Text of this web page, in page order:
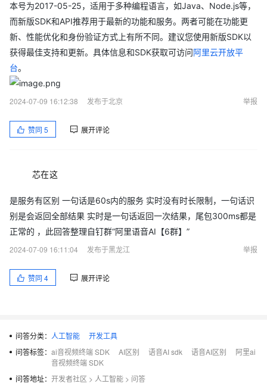
本号为2017-05-25，适用于多种编程语言，如Java、Node.js等，
而新版SDK和API推荐用于最新的功能和服务。两者可能在功能更
新、性能优化和身份验证方式上有所不同。建议您使用新版SDK以
获得最佳支持和更新。具体信息和SDK获取可访问阿里云开放平
台。
2024-07-09 16:12:38 发布于北京 举报
赞同 5 展开评论
芯在这
是服务有区别 一句话是60s内的服务 实时没有时长限制，一句话识
别是会返回全部结果 实时是一句话返回一次结果，尾包300ms都是
正常的 ，此回答整理自钉群“阿里语音AI【6群】”
2024-07-09 16:11:04
发布于黑龙江 举报
赞同 4 展开评论
问答分类： 人工智能
开发工具
问答标签： ai音视频终端 SDK AI区别 语音AI sdk 语音AI区别
阿里ai
音视频终端 SDK
问答地址： 开发者社区 > 人工智能 > 问答